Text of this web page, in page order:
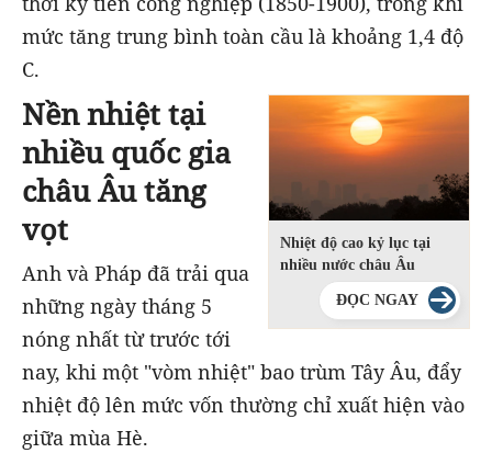
mức tăng trung bình toàn cầu là khoảng 1,4 độ
C.
Nhiệt độ cao kỷ lục tại
nhiều nước châu Âu
ĐỌC NGAY
Nền nhiệt tại
nhiều quốc gia
châu Âu tăng
vọt
Anh và Pháp đã trải qua
những ngày tháng 5
nóng nhất từ trước tới
nay, khi một "vòm nhiệt" bao trùm Tây Âu, đẩy
nhiệt độ lên mức vốn thường chỉ xuất hiện vào
giữa mùa Hè.